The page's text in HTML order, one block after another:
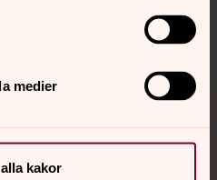
medier
kakor
Prata eller chatta anonymt